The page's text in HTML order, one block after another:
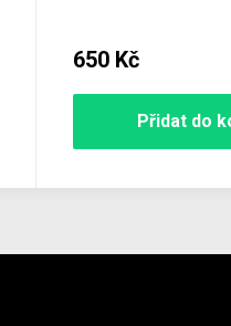
650 Kč
Přidat do